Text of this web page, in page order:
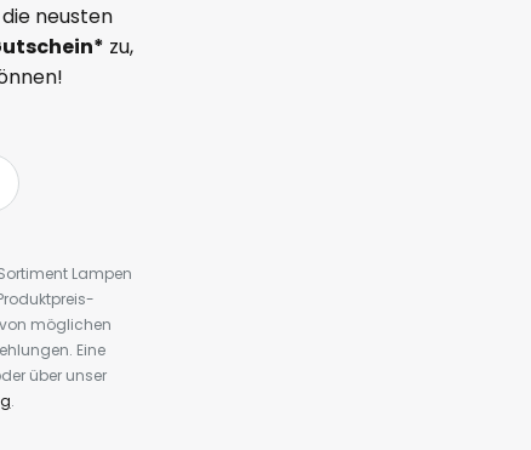
neusten
zu,
Lampen
möglichen
Eine
über unser
.